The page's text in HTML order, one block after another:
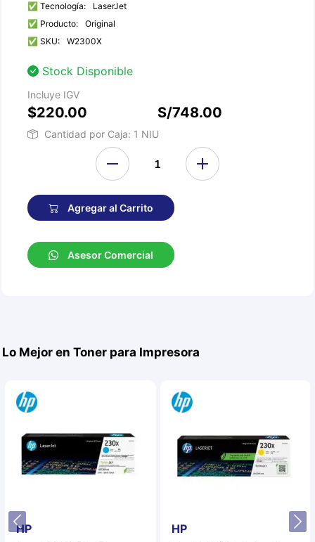
✅ Tecnología:
LaserJet
✅ Producto:
Original
✅ SKU:
W2300X
Stock Disponible
Incluye IGV
$220.00 S/748.00
Cantidad por Caja: 1 NIU
Agregar al Carrito
Asesor Comercial
Lo Mejor en Toner para Impresora
HP HP